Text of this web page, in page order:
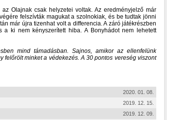
Olajnak csak helyzetei voltak. Az eredményjelző már
felszívták magukat a szolnokiak, és be tudtak jönni
már újra tizenhat volt a differencia. A záró játékrészben
a ki nem kényszerített hiba. A Bonyhádot nem lehetett
mind támadásban. Sajnos, amikor az ellenfelünk
felőrölt minket a védekezés. A 30 pontos vereség viszont
2020. 01. 08.
2019. 12. 15.
2019. 12. 09.